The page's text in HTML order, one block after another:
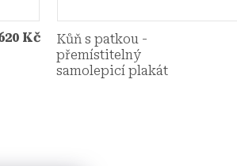
Kč
Kůň s patkou -
přemístitelný
samolepicí plakát